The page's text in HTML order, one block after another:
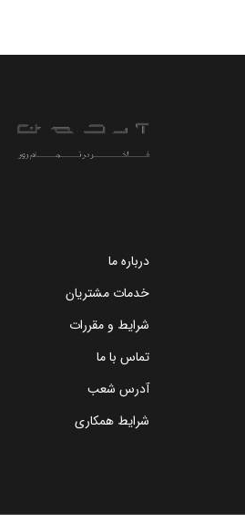
درباره ما
خدمات مشتریان
شرایط و مقررات
تماس با ما
آدرس شعب
شرایط همکاری